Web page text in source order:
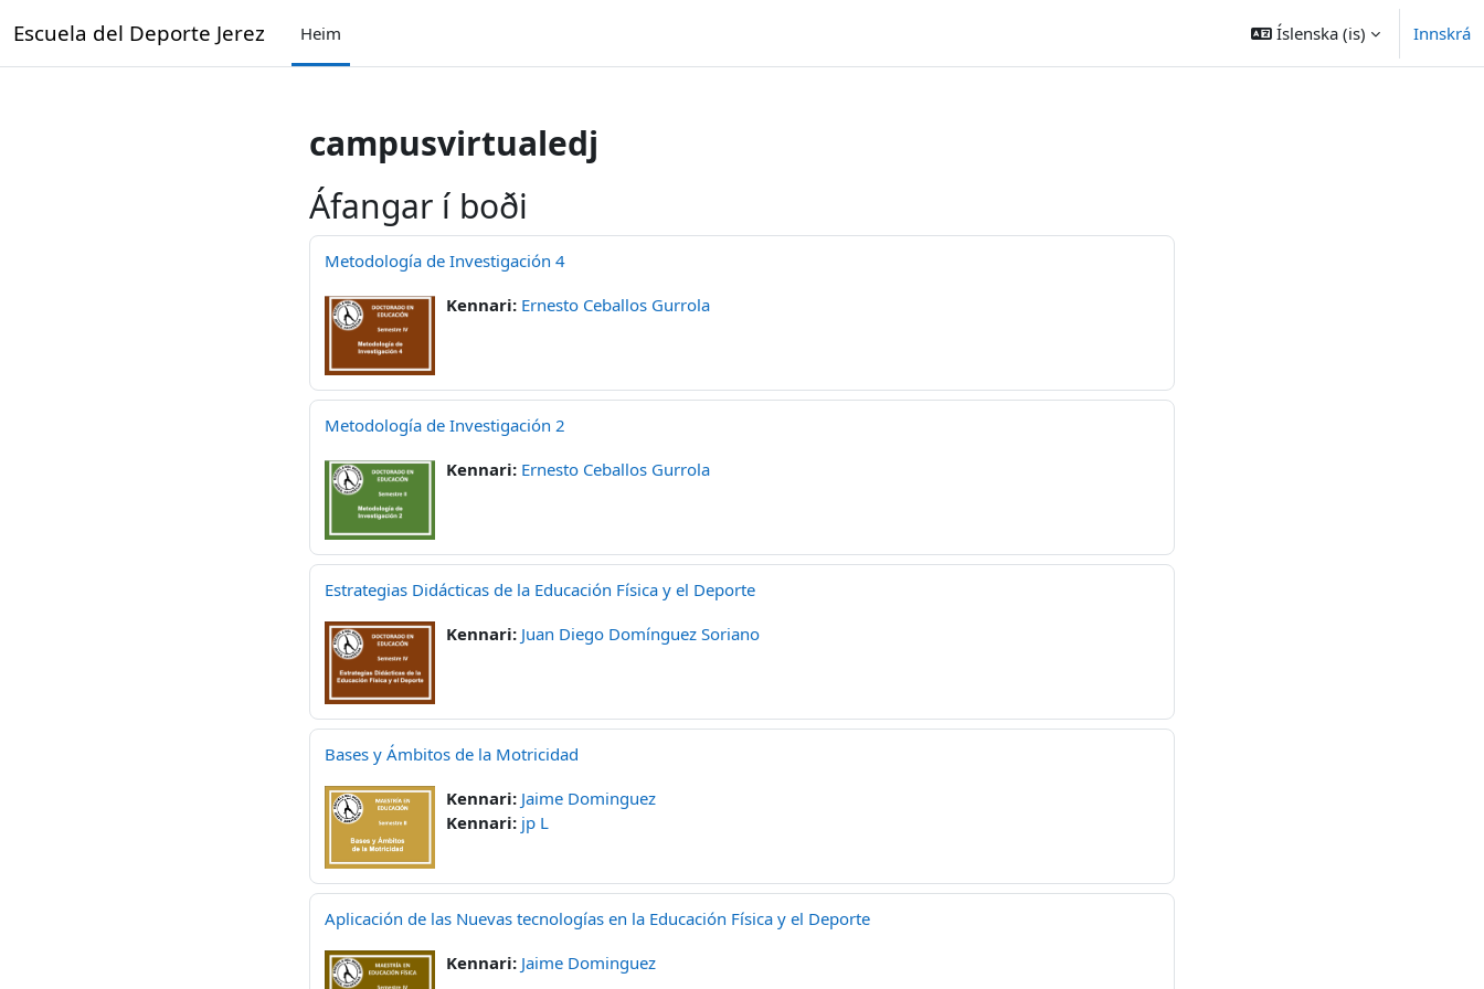
Escuela del Deporte Jerez Heim Íslenska ‎(is)‎ Innskrá
campusvirtualedj
Áfangar í boði
Metodología de Investigación 4
Kennari: Ernesto Ceballos Gurrola
Metodología de Investigación 2
Kennari: Ernesto Ceballos Gurrola
Estrategias Didácticas de la Educación Física y el Deporte
Kennari: Juan Diego Domínguez Soriano
Bases y Ámbitos de la Motricidad
Kennari: Jaime Dominguez
Kennari: jp L
Aplicación de las Nuevas tecnologías en la Educación Física y el Deporte
Kennari: Jaime Dominguez